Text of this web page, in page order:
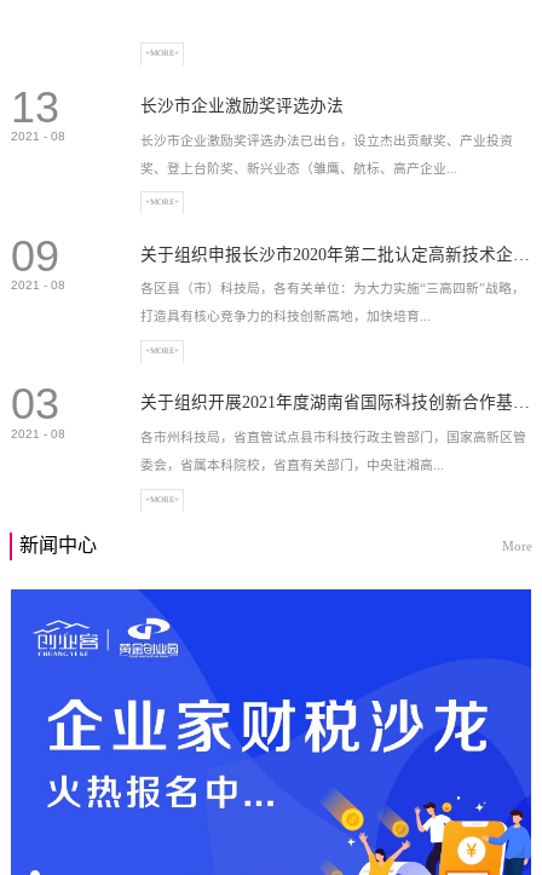
+MORE+
13
2021 - 08
长沙市企业激励奖评选办法
长沙市企业激励奖评选办法已出台，设立杰出贡献奖、产业投资
奖、登上台阶奖、新兴业态（雏鹰、航标、高产企业...
）奖等，最高奖励2...
+MORE+
09
2021 - 08
各区县（市）科技局，各有关单位：为大力实施“三高四新”战略，
打造具有核心竞争力的科技创新高地，加快培育...
高新技术企业，充分...
+MORE+
03
2021 - 08
关于组织开展2021年度湖南省国际科技创新合作基地申报工作的通知
各市州科技局，省直管试点县市科技行政主管部门，国家高新区管
委会，省属本科院校，省直有关部门，中央驻湘高...
+MORE+
新闻中心 More